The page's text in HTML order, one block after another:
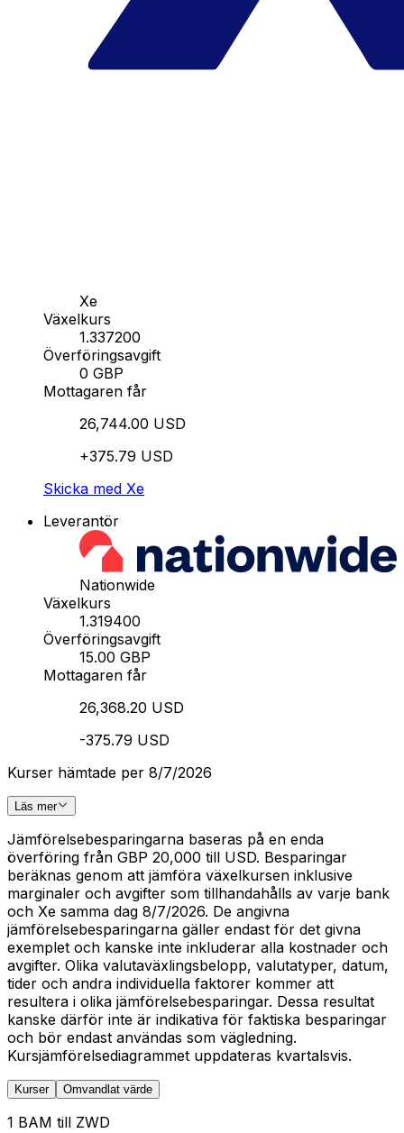
Xe
Växelkurs
1.337200
Överföringsavgift
0 GBP
Mottagaren får
26,744.00 USD
+375.79 USD
Skicka med Xe
Leverantör
Nationwide
Växelkurs
1.319400
Överföringsavgift
15.00 GBP
Mottagaren får
26,368.20 USD
-375.79 USD
Kurser hämtade per 8/7/2026
Läs mer
Jämförelsebesparingarna baseras på en enda
överföring från GBP 20,000 till USD. Besparingar
beräknas genom att jämföra växelkursen inklusive
marginaler och avgifter som tillhandahålls av varje bank
och Xe samma dag 8/7/2026. De angivna
jämförelsebesparingarna gäller endast för det givna
exemplet och kanske inte inkluderar alla kostnader och
avgifter. Olika valutaväxlingsbelopp, valutatyper, datum,
tider och andra individuella faktorer kommer att
resultera i olika jämförelsebesparingar. Dessa resultat
kanske därför inte är indikativa för faktiska besparingar
och bör endast användas som vägledning.
Kursjämförelsediagrammet uppdateras kvartalsvis.
Kurser Omvandlat värde
1 BAM till ZWD